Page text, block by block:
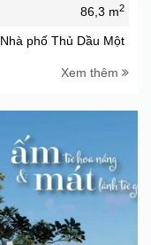
86,3 m2
Nhà phố Thủ Dầu Một
Xem thêm